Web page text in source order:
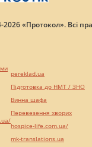
«Протокол». Всі
pereklad.ua
Підготовка до НМТ / ЗНО
Винна шафа
Перевезення хворих
hospice-life.com.ua/
mk-translations.ua